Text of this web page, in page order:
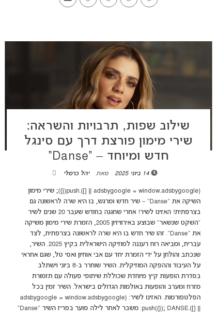
שילוב שפות, תרבויות והשראה:
שירי מימון פורצת דרך עם סינגל
חדש ומיוחד – “Danse”
מאת יהל כרמלי
(adsbygoogle = window.adsbygoogle || []).push({}); שירי מימון
השיקה את "Danse" – שיר חדש ומרגש, בו היא שרה לראשונה גם
בצרפתית! האזינו לשיר! אחרי שחגגה בחודש שעבר 20 שנים לשיר
"השקט שנשאר" שבוצע באירוויזיון 2005, הזמרת שירי מימון משיקה
את "Danse". זהו שיר חדש בו היא שרה לראשונה בצרפתית, לצד
עברית, ומביאה רוח רעננה למוזיקה הישראלית בקיץ 2025. השיר,
שנכתב והולחן על ידי הזמרת יחד עם אבי אוחיון ואסי טל, שגם אחראי
על העיבוד וההפקה המוזיקלית. השיר שוחרר ב-8 ביוני וישתלב
בסדרת הופעות קיץ מיוחדת שכוללת שיתופי פעולה עם תזמורת
מזרח ומערב והופעות באולמות הגדולים בישראל. השיר זמין בכל
הפלטפורמות. האזינו לשיר: (adsbygoogle = window.adsbygoogle
|| []).push({}); DANSE: משבר לאחר לילה סוער בפריז השיר "Danse"